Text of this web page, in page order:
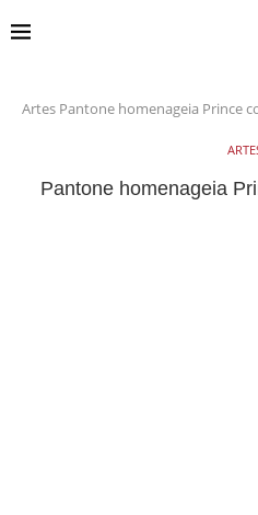
Artes Pantone homenageia Prince
Pantone homenageia